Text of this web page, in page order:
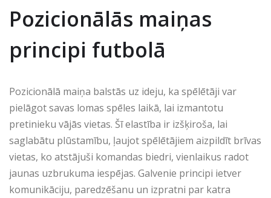
Pozicionālās maiņas
principi futbolā
Pozicionālā maiņa balstās uz ideju, ka spēlētāji var
pielāgot savas lomas spēles laikā, lai izmantotu
pretinieku vājās vietas. Šī elastība ir izšķiroša, lai
saglabātu plūstamību, ļaujot spēlētājiem aizpildīt brīvas
vietas, ko atstājuši komandas biedri, vienlaikus radot
jaunas uzbrukuma iespējas. Galvenie principi ietver
komunikāciju, paredzēšanu un izpratni par katra